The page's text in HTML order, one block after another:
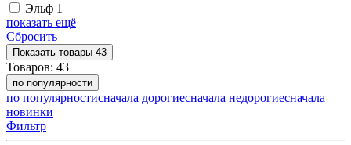
Эльф 1
показать ещё
Сбросить
Показать товары 43
Товаров: 43
по популярности
по популярностисначала дорогиесначала недорогиесначала
новинки
Фильтр